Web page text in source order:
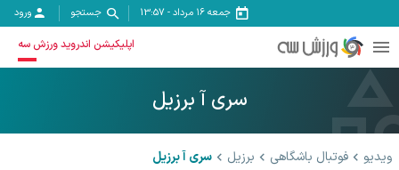
جمعه ۱۶ مرداد -
13:57 جستجو ورود
اپلیکیشن اندروید ورزش سه
سری آ برزیل
ویدیو فوتبال باشگاهی برزیل سری آ برزیل